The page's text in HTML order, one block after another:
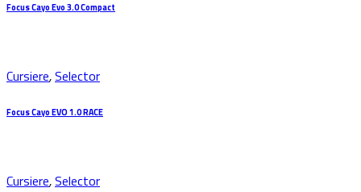
Focus Cayo Evo 3.0 Compact
Cursiere,Selector
Focus Cayo EVO 1.0 RACE
Cursiere,Selector